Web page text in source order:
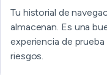
Tu historial de
almacenan. Es una
experiencia de
riesgos.